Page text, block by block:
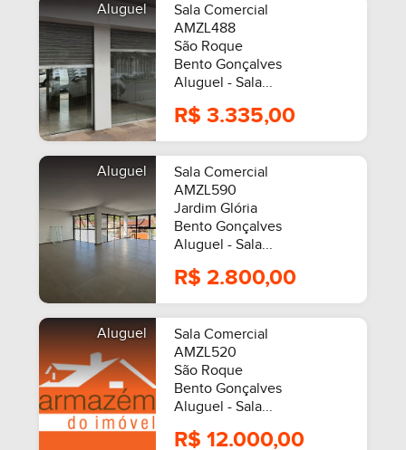
Aluguel
Sala Comercial
AMZL488
São Roque
Bento Gonçalves
Aluguel - Sala...
R$ 3.335,00
Aluguel
Sala Comercial
AMZL590
Jardim Glória
Bento Gonçalves
Aluguel - Sala...
R$ 2.800,00
Aluguel
Sala Comercial
AMZL520
São Roque
Bento Gonçalves
Aluguel - Sala...
R$ 12.000,00